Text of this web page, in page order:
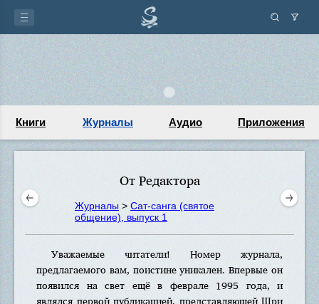
Книги Журналы Аудио Приложения
От Редактора
Журналы > Сат-санга (святое
общение), выпуск 1
Уважаемые читатели! Номер журнала,
предлагаемого вам, поистине уникален. Впервые он
появился на свет ещё в феврале 1995 года, и